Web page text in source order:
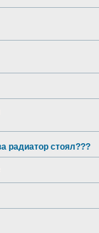
радиатор стоял???